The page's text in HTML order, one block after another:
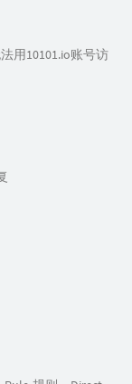
用10101.io账号访